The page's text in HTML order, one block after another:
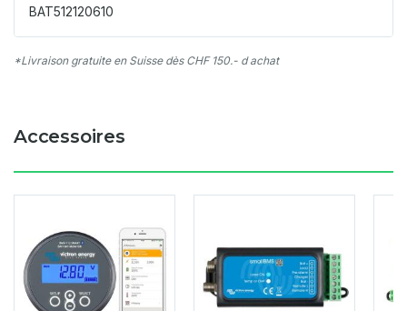
BAT512120610
*Livraison gratuite en Suisse dès CHF 150.- d achat
Accessoires